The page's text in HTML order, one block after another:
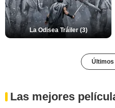
La Odisea Tráiler (3)
Las mejores